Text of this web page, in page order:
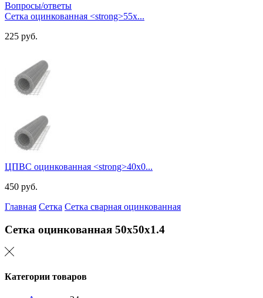
Вопросы/ответы
Сетка оцинкованная <strong>55х...
225 руб.
ЦПВС оцинкованная <strong>40х0...
450 руб.
Главная Сетка Сетка сварная оцинкованная
Сетка оцинкованная 50х50х1.4
Категории товаров